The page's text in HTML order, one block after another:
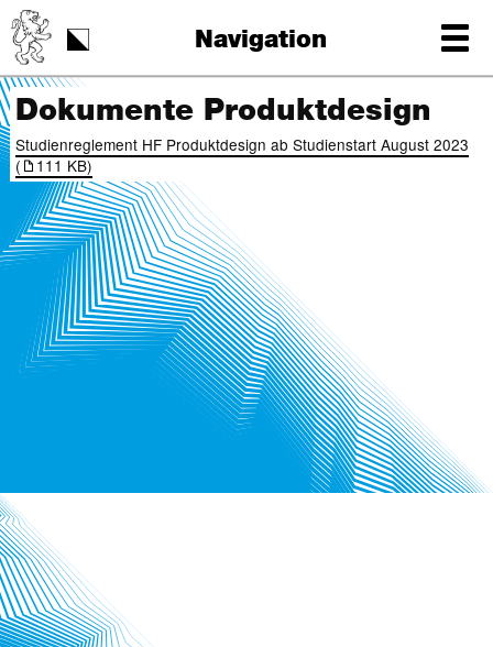
Navigation
Tag der Schrift
Dokumente Produktdesign
Studienreglement HF Produktdesign ab Studienstart August 2023
(
111 KB)